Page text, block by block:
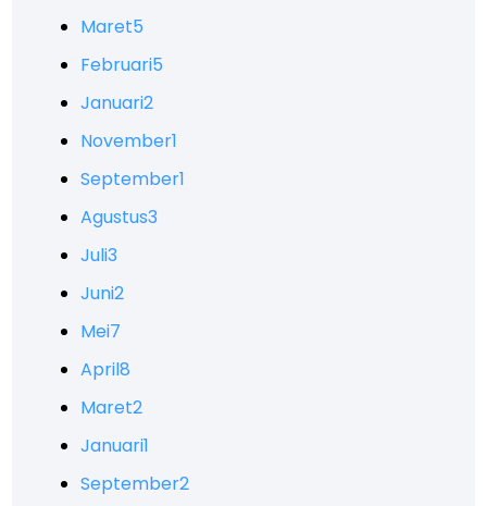
Maret5
Februari5
Januari2
November1
September1
Agustus3
Juli3
Juni2
Mei7
April8
Maret2
Januari1
September2